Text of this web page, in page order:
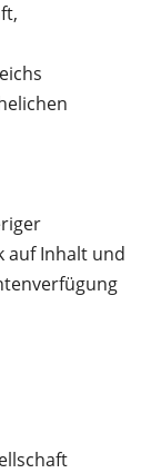
auf Inhalt und